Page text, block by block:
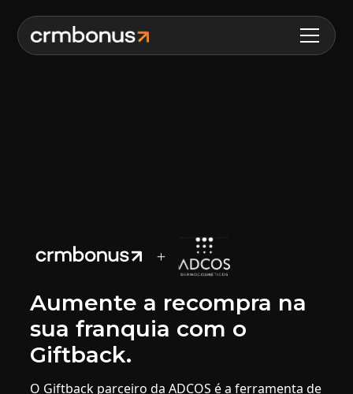
Aumente a recompra na
sua franquia com o
Giftback.
O Giftback parceiro da ADCOS é a ferramenta de